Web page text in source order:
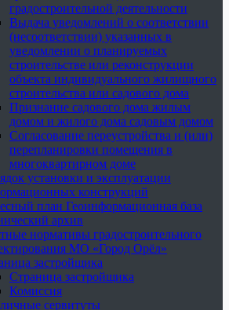
градостроительной деятельности
Выдача уведомлений о соответствии
(несоответствии) указанных в
уведомлении о планируемых
строительстве или реконструкции
объекта индивидуального жилищного
строительства или садового дома
Признание садового дома жилым
домом и жилого дома садовым домом
Согласование переустройства и (или)
перепланировки помещения в
многоквартирном доме
установки и эксплуатации
конструкций
план Геоинформационная база
архив
нормативы градостроительного
МО «Город Орёл»
застройщика
Страница застройщика
Комиссия
сервитуты